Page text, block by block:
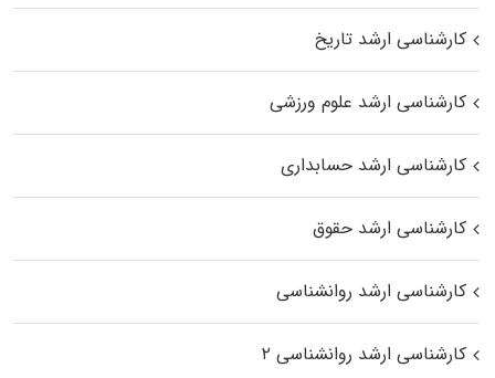
کارشناسی ارشد تاریخ
کارشناسی ارشد علوم ورزشی
کارشناسی ارشد حسابداری
کارشناسی ارشد حقوق
کارشناسی ارشد روانشناسی
کارشناسی ارشد روانشناسی ۲